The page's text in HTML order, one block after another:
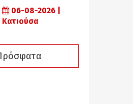
06-08-2026 |
Κατιούσα